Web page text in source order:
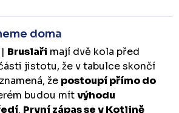
doma
Bruslaři mají dvě kola před
jistotu, že v tabulce skončí
že postoupí přímo do
budou mítvýhodu
. První zápas se v Kotlině